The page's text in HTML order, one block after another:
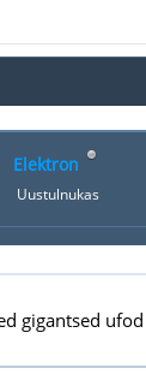
Elektron
Uustulnukas
gigantsed